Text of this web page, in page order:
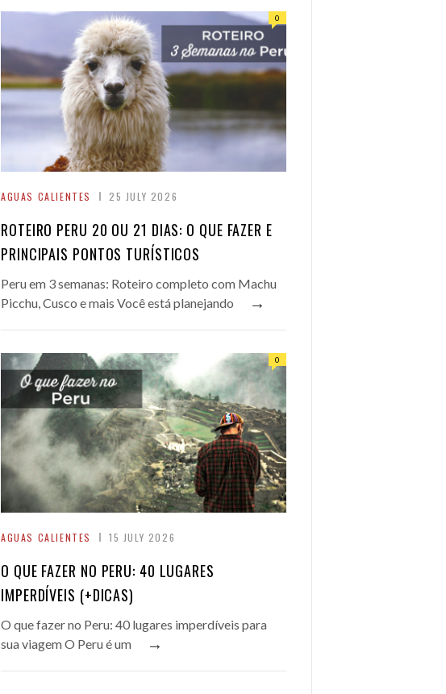
AGUAS CALIENTES 25 JULY 2026
0
ROTEIRO PERU 20 OU 21 DIAS: O QUE FAZER E
PRINCIPAIS PONTOS TURÍSTICOS
Peru em 3 semanas: Roteiro completo com Machu
Picchu, Cusco e mais Você está planejando
→
AGUAS CALIENTES 15 JULY 2026
0
O QUE FAZER NO PERU: 40 LUGARES
IMPERDÍVEIS (+DICAS)
O que fazer no Peru: 40 lugares imperdíveis para
sua viagem O Peru é um
→